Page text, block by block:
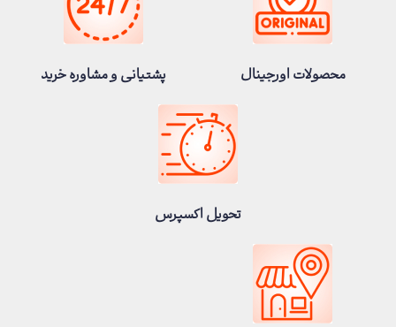
محصولات اورجینال پشتیانی و مشاوره خرید
تحویل اکسپرس